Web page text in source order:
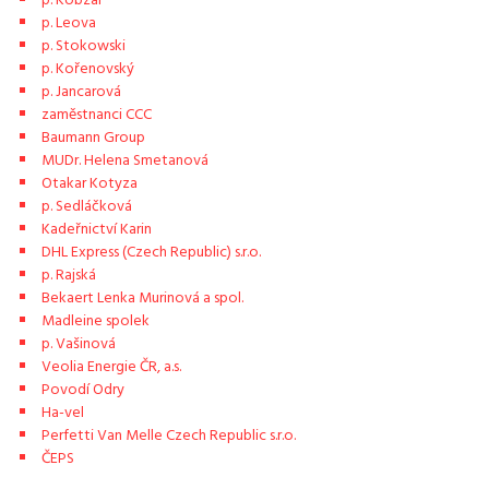
p. Leova
p. Stokowski
p. Kořenovský
p. Jancarová
zaměstnanci CCC
Baumann Group
MUDr. Helena Smetanová
Otakar Kotyza
p. Sedláčková
Kadeřnictví Karin
DHL Express (Czech Republic) s.r.o.
p. Rajská
Bekaert Lenka Murinová a spol.
Madleine spolek
p. Vašinová
Veolia Energie ČR, a.s.
Povodí Odry
Ha-vel
Perfetti Van Melle Czech Republic s.r.o.
ČEPS